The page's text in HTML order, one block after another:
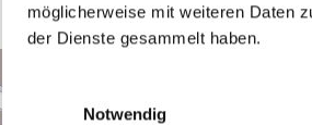
möglicherweise mit weiteren Daten
der Dienste gesammelt haben.
Einwilligungsauswahl
Notwendig